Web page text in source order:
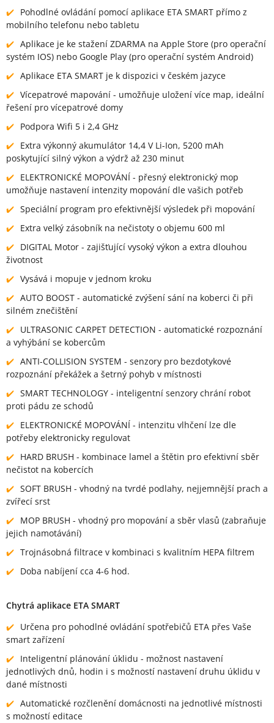
Pohodlné ovládání pomocí aplikace ETA SMART přímo z
mobilního telefonu nebo tabletu
Aplikace je ke stažení ZDARMA na Apple Store (pro operační
systém IOS) nebo Google Play (pro operační systém Android)
Aplikace ETA SMART je k dispozici v českém jazyce
Vícepatrové mapování - umožňuje uložení více map, ideální
řešení pro vícepatrové domy
Podpora Wifi 5 i 2,4 GHz
Extra výkonný akumulátor 14,4 V Li-Ion, 5200 mAh
poskytující silný výkon a výdrž až 230 minut
ELEKTRONICKÉ MOPOVÁNÍ - přesný elektronický mop
umožňuje nastavení intenzity mopování dle vašich potřeb
Speciální program pro efektivnější výsledek při mopování
Extra velký zásobník na nečistoty o objemu 600 ml
DIGITAL Motor - zajišťující vysoký výkon a extra dlouhou
životnost
Vysává i mopuje v jednom kroku
AUTO BOOST - automatické zvýšení sání na koberci či při
silném znečištění
ULTRASONIC CARPET DETECTION - automatické rozpoznání
a vyhýbání se kobercům
ANTI-COLLISION SYSTEM - senzory pro bezdotykové
rozpoznání překážek a šetrný pohyb v místnosti
SMART TECHNOLOGY - inteligentní senzory chrání robot
proti pádu ze schodů
ELEKTRONICKÉ MOPOVÁNÍ - intenzitu vlhčení lze dle
potřeby elektronicky regulovat
HARD BRUSH - kombinace lamel a štětin pro efektivní sběr
nečistot na kobercích
SOFT BRUSH - vhodný na tvrdé podlahy, nejjemnější prach a
zvířecí srst
MOP BRUSH - vhodný pro mopování a sběr vlasů (zabraňuje
jejich namotávání)
Trojnásobná filtrace v kombinaci s kvalitním HEPA filtrem
Doba nabíjení cca 4-6 hod.
Chytrá aplikace ETA SMART
Určena pro pohodlné ovládání spotřebičů ETA přes Vaše
smart zařízení
Inteligentní plánování úklidu - možnost nastavení
jednotlivých dnů, hodin i s možností nastavení druhu úklidu v
dané místnosti
Automatické rozčlenění domácnosti na jednotlivé místnosti
s možností editace